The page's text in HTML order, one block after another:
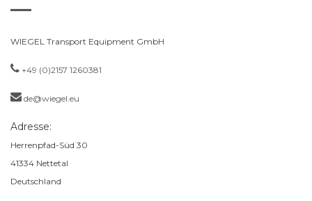
WIEGEL Transport Equipment GmbH
+49 (0)2157 1260381
de@wiegel.eu
Adresse:
Herrenpfad-Süd 30
41334 Nettetal
Deutschland